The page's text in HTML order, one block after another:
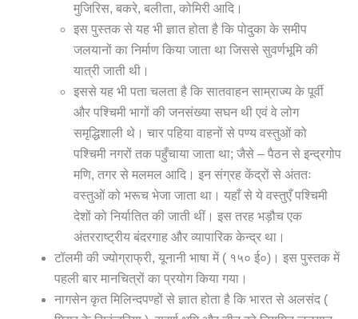
मुजिरिस, बकरे, बलीता, कोमिरी आदि।
इस पुस्तक से यह भी ज्ञात होता है कि पोदुका के समीप
जलयानों का निर्माण किया जाता था जिससे सुवर्णभूमि की
यात्री जाती थी।
इससे यह भी पता चलता है कि सातवाहन साम्राज्य के पूर्वी
और पश्चिमी भागों की जनसंख्या सघन थी एवं वे लोग
समृद्धिशाली थे। चार पहिया वाहनों से पण्य वस्तुओं को
पश्चिमी नगरों तक पहुँचाया जाता था; जैसे – पैठन से इन्द्रगोप
मणि, तगर से मलमल आदि। इन संग्रह केंद्रों से अंततः
वस्तुओं को भरूच भेजा जाता था। यहाँ से ये वस्तुएँ पश्चिमी
देशों को निर्यातित की जाती थीं। इस तरह भड़ौच एक
अंतरराष्ट्रीय बंदरगाह और व्यापारिक केन्द्र था।
टॉलमी की ज्योग्राफ्री, यूनानी भाषा में ( १५० ई०)। इस पुस्तक में
पहली बार मानचित्रों का प्रयोग किया गया।
नागसेन कृत मिलिन्दपण्हों से ज्ञात होता है कि भारत से अलसंद (